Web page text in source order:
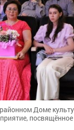
Доме